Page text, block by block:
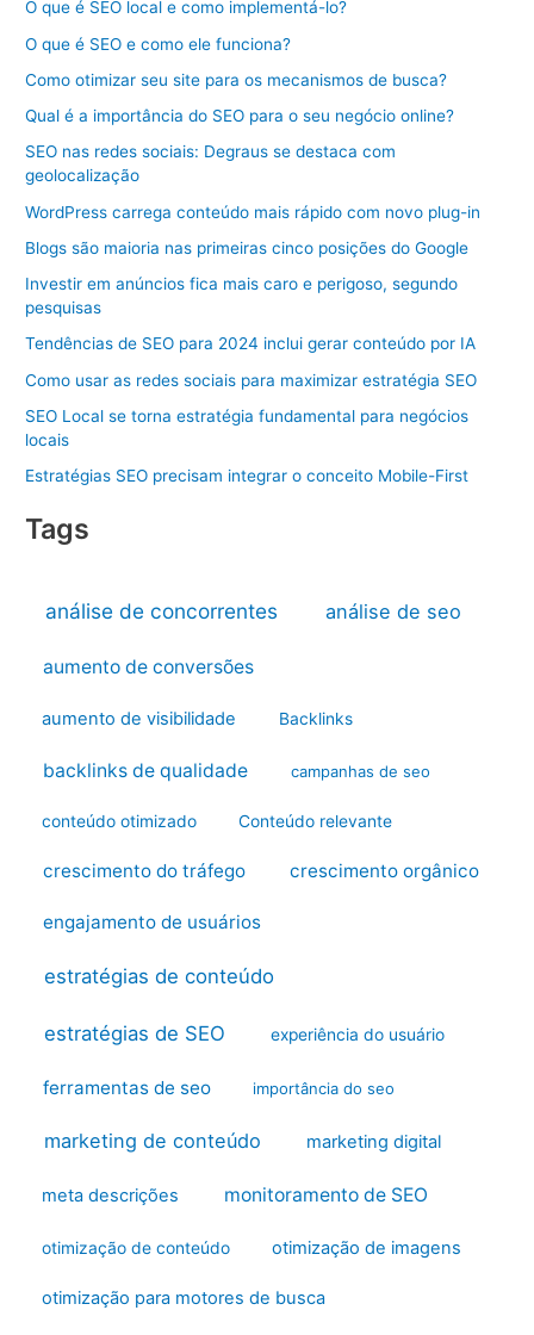
O que é SEO local e como implementá-lo?
O que é SEO e como ele funciona?
Como otimizar seu site para os mecanismos de busca?
Qual é a importância do SEO para o seu negócio online?
SEO nas redes sociais: Degraus se destaca com
geolocalização
WordPress carrega conteúdo mais rápido com novo plug-in
Blogs são maioria nas primeiras cinco posições do Google
Investir em anúncios fica mais caro e perigoso, segundo
pesquisas
Tendências de SEO para 2024 inclui gerar conteúdo por IA
Como usar as redes sociais para maximizar estratégia SEO
SEO Local se torna estratégia fundamental para negócios
locais
Estratégias SEO precisam integrar o conceito Mobile-First
Tags
análise de concorrentes análise de seo
aumento de conversões
aumento de visibilidade Backlinks
backlinks de qualidade campanhas de seo
conteúdo otimizado Conteúdo relevante
crescimento do tráfego crescimento orgânico
engajamento de usuários
estratégias de conteúdo
estratégias de SEO experiência do usuário
ferramentas de seo importância do seo
marketing de conteúdo marketing digital
meta descrições monitoramento de SEO
otimização de conteúdo otimização de imagens
otimização para motores de busca